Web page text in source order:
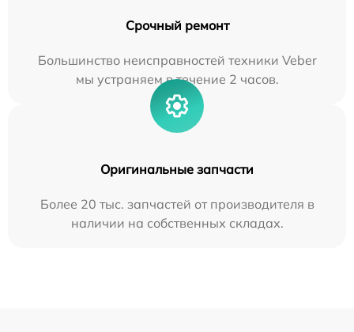
Срочный ремонт
Большинство неисправностей техники Veber
мы устраняем в течение 2 часов.
Оригинальные запчасти
Более 20 тыс. запчастей от производителя в
наличии на собственных складах.